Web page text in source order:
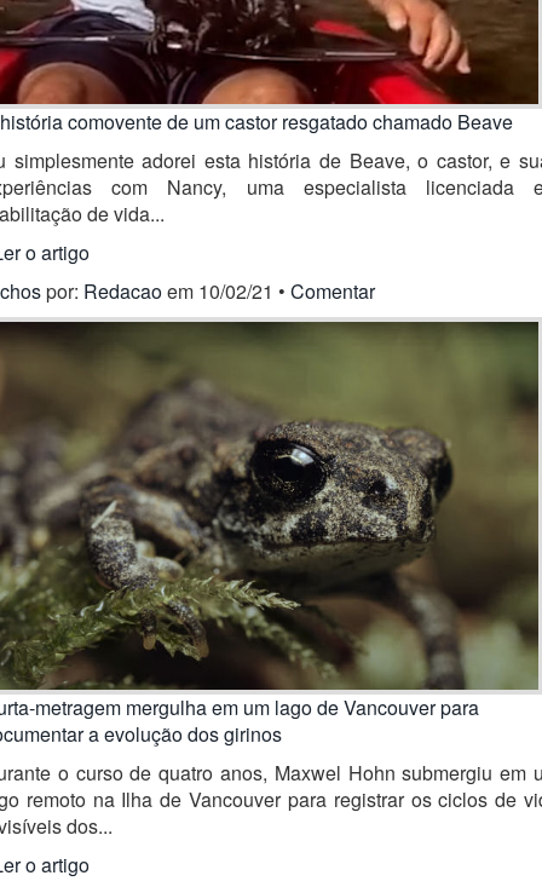
comovente de um castor resgatado chamado Beave
simplesmente adorei esta história de Beave, o castor, e
com Nancy, uma especialista licenciada
de vida...
o artigo
por: Redacaoem 10/02/21 • Comentar
metragem mergulha em um lago de Vancouver para
a evolução dos girinos
o curso de quatro anos, Maxwel Hohn submergiu em
remoto na Ilha de Vancouver para registrar os ciclos de
dos...
o artigo